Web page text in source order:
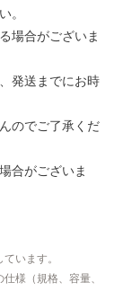
。
場合がございま
発送までにお時
のでご了承くだ
合がございま
います。
様（規格、容量、